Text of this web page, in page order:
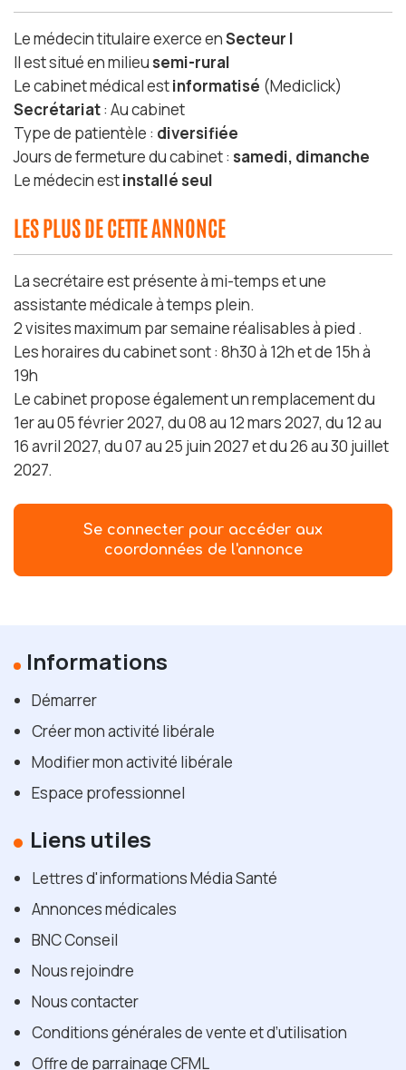
Le médecin titulaire exerce enSecteur I
Il est situé en milieu semi-rural
Le cabinet médical estinformatisé (Mediclick)
Secrétariat: Au cabinet
Type de patientèle : diversifiée
Jours de fermeture du cabinet : samedi, dimanche
Le médecin estinstallé seul
LES PLUS DE CETTE ANNONCE
La secrétaire est présente à mi-temps et une
assistante médicale à temps plein.
2 visites maximum par semaine réalisables à pied .
Les horaires du cabinet sont : 8h30 à 12h et de 15h à
19h
Le cabinet propose également un remplacement du
1er au 05 février 2027, du 08 au 12 mars 2027, du 12 au
16 avril 2027, du 07 au 25 juin 2027 et du 26 au 30 juillet
2027.
Se connecter pour accéder aux
coordonnées de l'annonce
Informations
Démarrer
Créer mon activité libérale
Modifier mon activité libérale
Espace professionnel
Liens utiles
Lettres d'informations Média Santé
Annonces médicales
BNC Conseil
Nous rejoindre
Nous contacter
Conditions générales de vente et d’utilisation
Offre de parrainage CFML